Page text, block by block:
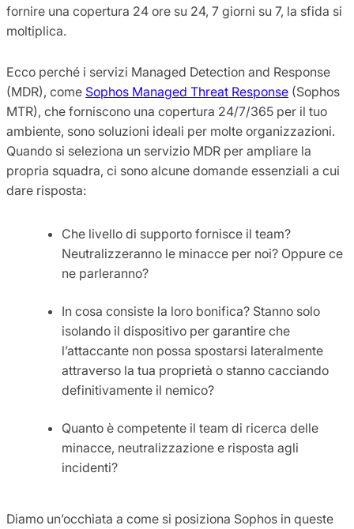
fornire una copertura 24 ore su 24, 7 giorni su 7, la sfida si
moltiplica.
Ecco perché i servizi Managed Detection and Response
(MDR), come Sophos Managed Threat Response (Sophos
MTR), che forniscono una copertura 24/7/365 per il tuo
ambiente, sono soluzioni ideali per molte organizzazioni.
Quando si seleziona un servizio MDR per ampliare la
propria squadra, ci sono alcune domande essenziali a cui
dare risposta:
Che livello di supporto fornisce il team?
Neutralizzeranno le minacce per noi? Oppure ce
ne parleranno?
In cosa consiste la loro bonifica? Stanno solo
isolando il dispositivo per garantire che
l’attaccante non possa spostarsi lateralmente
attraverso la tua proprietà o stanno cacciando
definitivamente il nemico?
Quanto è competente il team di ricerca delle
minacce, neutralizzazione e risposta agli
incidenti?
Diamo un’occhiata a come si posiziona Sophos in queste